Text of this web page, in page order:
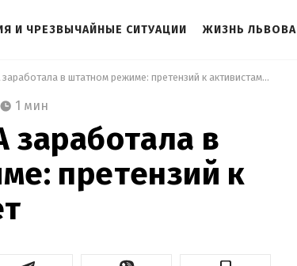
И ЧРЕЗВЫЧАЙНЫЕ СИТУАЦИИ ЖИЗНЬ ЛЬВОВА
Львовская ОГА заработала в штатном режиме: претензий к активистам нет
1 мин
заработала в
претензий к